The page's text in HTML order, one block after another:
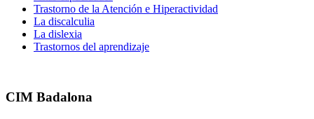
Trastorno de la Atención e Hiperactividad
La discalculia
La dislexia
Trastornos del aprendizaje
CIM Badalona